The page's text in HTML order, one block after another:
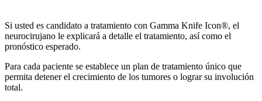
Si usted es candidato a tratamiento con Gamma Knife Icon®, el
neurocirujano le explicará a detalle el tratamiento, así como el
pronóstico esperado.
Para cada paciente se establece un plan de tratamiento único que
permita detener el crecimiento de los tumores o lograr su involución
total.